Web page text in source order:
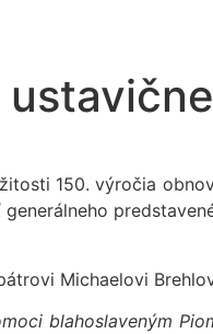
150. výročia
Michaelovi
blahoslaveným